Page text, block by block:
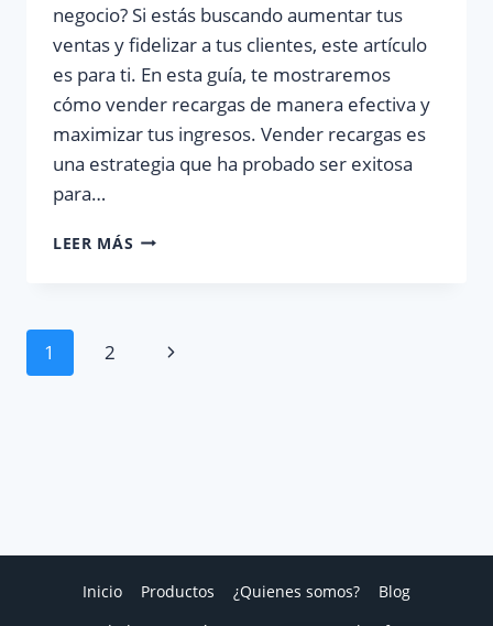
negocio? Si estás buscando aumentar tus
ventas y fidelizar a tus clientes, este artículo
es para ti. En esta guía, te mostraremos
cómo vender recargas de manera efectiva y
maximizar tus ingresos. Vender recargas es
una estrategia que ha probado ser exitosa
para…
LEER MÁS CÓMO
VENTAS
Navegación
1 2
Siguiente
Inicio Productos ¿Quienes somos?
Blog